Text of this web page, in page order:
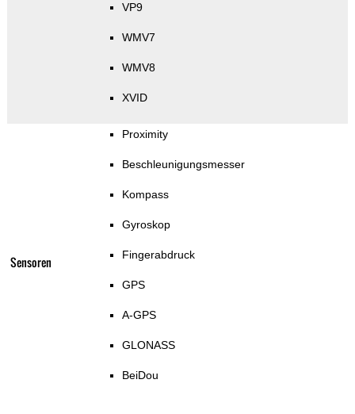
VP9
WMV7
WMV8
XVID
Sensoren
Proximity
Beschleunigungsmesser
Kompass
Gyroskop
Fingerabdruck
GPS
A-GPS
GLONASS
BeiDou